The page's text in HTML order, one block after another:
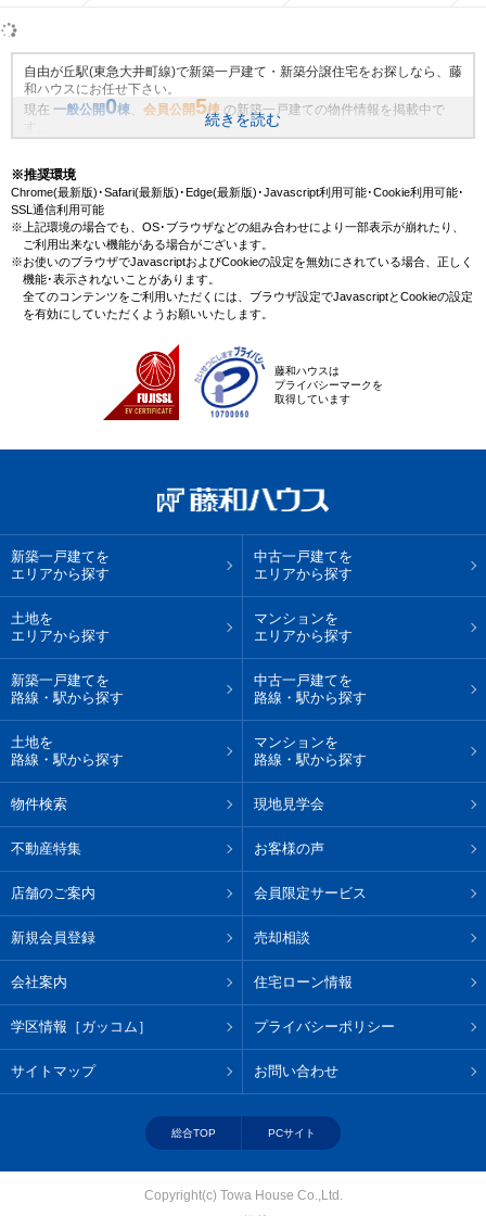
自由が丘駅(東急大井町線)で新築一戸建て・新築分譲住宅をお探しなら、藤
和ハウスにお任せ下さい。
現在 一般公開0棟 会員公開5棟 の新築一戸建ての物件情報を掲載中で
います。藤和ハウスで理想の新築一戸建て・マイホームを見つけません
か？
続きを読む
※推奨環境
Chrome(最新版)･Safari(最新版)･Edge(最新版)･Javascript利用可能･Cookie利用可能･
SSL通信利用可能
※上記環境の場合でも、OS･ブラウザなどの組み合わせにより一部表示が崩れたり、
ご利用出来ない機能がある場合がございます。
※お使いのブラウザでJavascriptおよびCookieの設定を無効にされている場合、正しく
機能･表示されないことがあります。
全てのコンテンツをご利用いただくには、ブラウザ設定でJavascriptとCookieの設定
を有効にしていただくようお願いいたします。
藤和ハウスは
プライバシーマークを
取得しています
新築一戸建てを
エリアから探す
中古一戸建てを
エリアから探す
土地を
エリアから探す
マンションを
エリアから探す
新築一戸建てを
路線・駅から探す
中古一戸建てを
路線・駅から探す
土地を
路線・駅から探す
マンションを
路線・駅から探す
物件検索 現地見学会
不動産特集 お客様の声
店舗のご案内 会員限定サービス
新規会員登録 売却相談
会社案内 住宅ローン情報
学区情報［ガッコム］ プライバシーポリシー
サイトマップ お問い合わせ
総合TOP PCサイト
Copyright(c) Towa House Co.,Ltd.